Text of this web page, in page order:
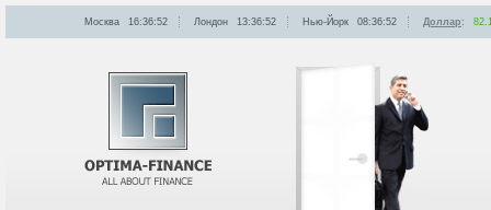
Москва 16:36:52 Лондон 13:36:52 Нью-Йорк 08:36:52 Доллар: